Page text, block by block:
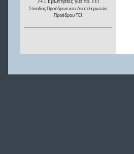
7+1 Ερωτήσεις για τα ΤΕΙ
Σύνοδος Προέδρων και Αναπληρωτών
Προέδρου ΤΕΙ